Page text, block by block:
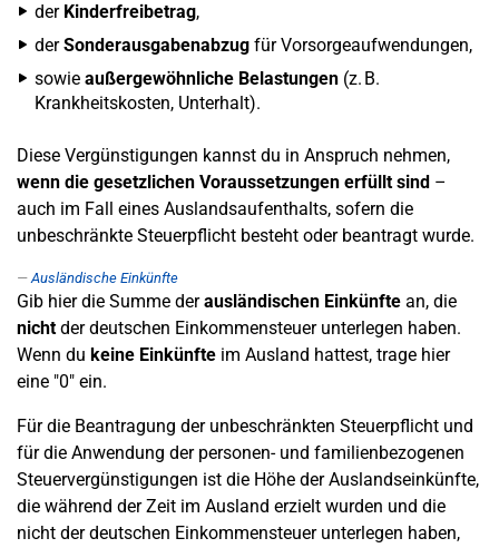
der Kinderfreibetrag,
derSonderausgabenabzug für Vorsorgeaufwendungen,
sowie außergewöhnliche Belastungen (z. B.
Krankheitskosten, Unterhalt).
Diese Vergünstigungen kannst du in Anspruch nehmen,
wenn die gesetzlichen Voraussetzungen erfüllt sind –
auch im Fall eines Auslandsaufenthalts, sofern die
unbeschränkte Steuerpflicht besteht oder beantragt wurde.
Ausländische Einkünfte
Gib hier die Summe derausländischen Einkünfte an, die
nichtder deutschen Einkommensteuer unterlegen haben.
Wenn du keine Einkünfte im Ausland hattest, trage hier
eine "0" ein.
Für die Beantragung der unbeschränkten Steuerpflicht und
für die Anwendung der personen- und familienbezogenen
Steuervergünstigungen ist die Höhe der Auslandseinkünfte,
die während der Zeit im Ausland erzielt wurden und die
nicht der deutschen Einkommensteuer unterlegen haben,